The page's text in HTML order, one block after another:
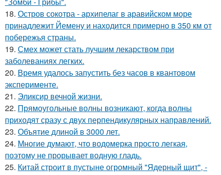
18. Остров сокотра - архипелаг в аравийском море
принадлежит Йемену и находится примерно в 350 км от
побережья страны.
19. Смех может стать лучшим лекарством при
заболеваниях легких.
20. Время удалось запустить без часов в квантовом
эксперименте.
21. Эликсир вечной жизни.
22. Прямоугольные волны возникают, когда волны
приходят сразу с двух перпендикулярных направлений.
23. Объятие длиной в 3000 лет.
24. Многие думают, что водомерка просто легкая,
поэтому не прорывает водную гладь.
25. Китай строит в пустыне огромный "Ядерный щит", -